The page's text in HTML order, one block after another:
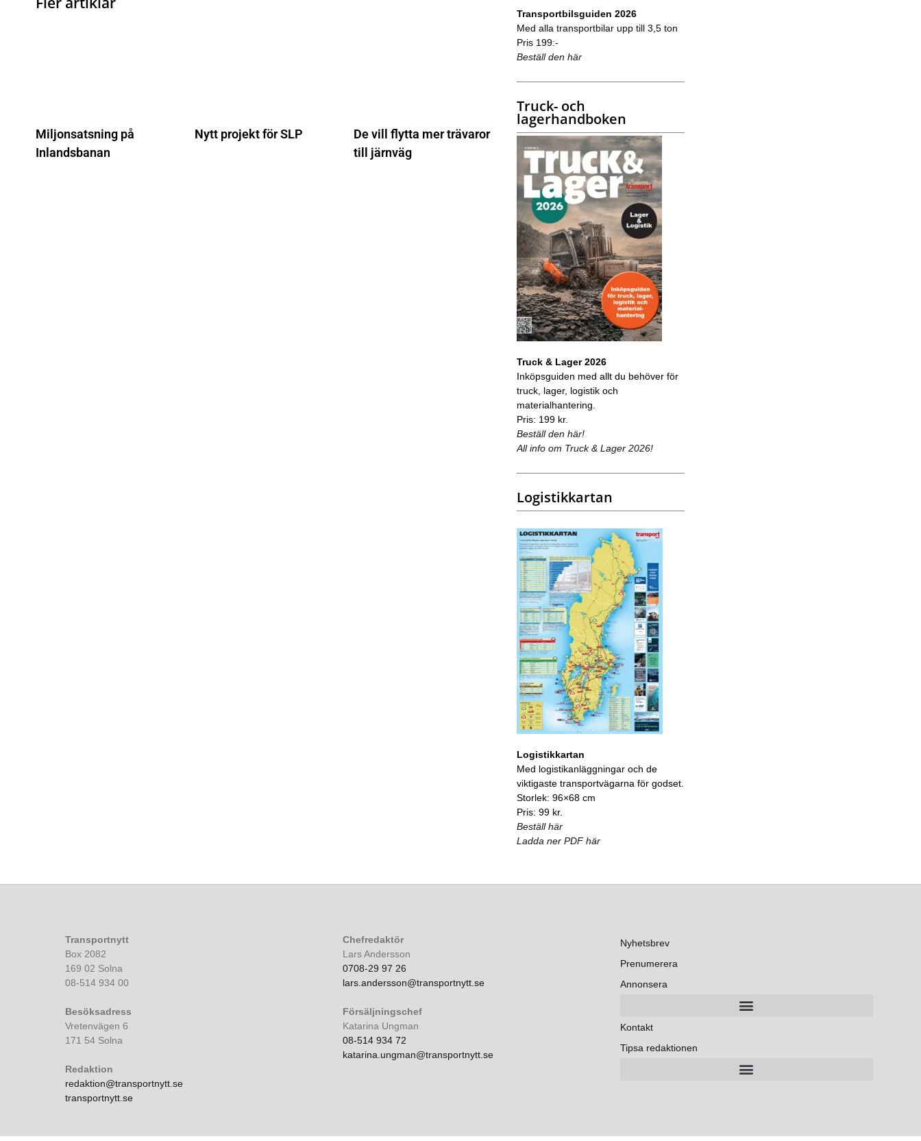
Miljonsatsning på
Inlandsbanan
Nytt projekt för SLP
De vill flytta mer trävaror
till järnväg
Transportbilsguiden 2026
Med alla transportbilar upp till 3,5 ton
Pris 199:-
Beställ den här
Truck- och
lagerhandboken
Truck & Lager 2026
Inköpsguiden med allt du behöver för
truck, lager, logistik och
materialhantering.
Pris: 199 kr.
Beställ den här!
All info om Truck & Lager 2026!
Logistikkartan
Logistikkartan
Med logistikanläggningar och de
viktigaste transportvägarna för godset.
Storlek: 96×68 cm
Pris: 99 kr.
Beställ här
Ladda ner PDF här
Transportnytt
Box 2082
169 02 Solna
08-514 934 00
Besöksadress
Vretenvägen 6
171 54 Solna
Redaktion
redaktion@transportnytt.se
transportnytt.se
Chefredaktör
Lars Andersson
0708-29 97 26
lars.andersson@transportnytt.se
Försäljningschef
Katarina Ungman
08-514 934 72
katarina.ungman@transportnytt.se
Nyhetsbrev
Prenumerera
Annonsera
Kontakt
Tipsa redaktionen